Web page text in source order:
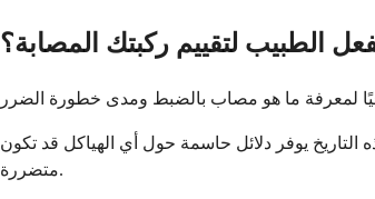
الطبيب لتقييم ركبتك المصابة؟
يوفر دلائل حاسمة حول أي الهياكل قد تكون
متضررة.